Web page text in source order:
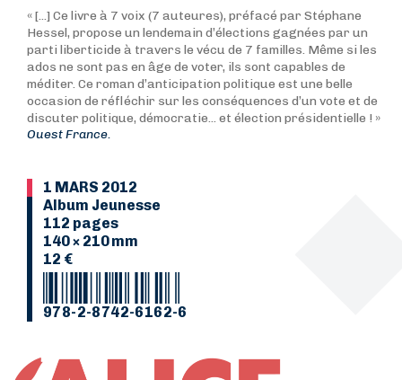
« [...] Ce livre à 7 voix (7 auteures), préfacé par Stéphane
Hessel, propose un lendemain d’élections gagnées par un
parti liberticide à travers le vécu de 7 familles. Même si les
ados ne sont pas en âge de voter, ils sont capables de
méditer. Ce roman d’anticipation politique est une belle
occasion de réfléchir sur les conséquences d’un vote et de
discuter politique, démocratie... et élection présidentielle ! »
Ouest France.
1 MARS 2012
Album Jeunesse
112 pages
140 × 210 mm
12 €
978-2-8742-6162-6